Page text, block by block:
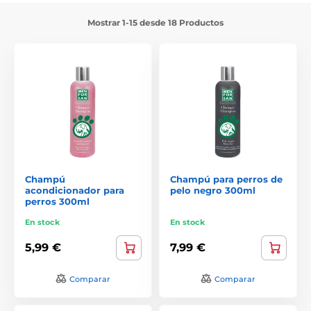
Mostrar 1-15 desde 18 Productos
Champú
acondicionador para
perros 300ml
En stock
5,99 €
Comparar
Champú para perros de
pelo negro 300ml
En stock
7,99 €
Comparar